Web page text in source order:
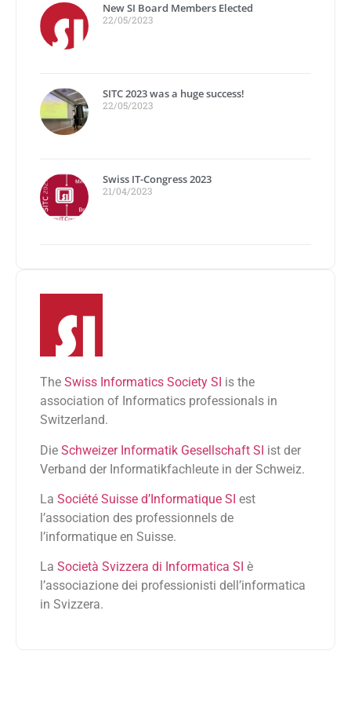
New SI Board Members Elected
22/05/2023
SITC 2023 was a huge success!
22/05/2023
Swiss IT-Congress 2023
21/04/2023
The Swiss Informatics Society SI is the
association of Informatics professionals in
Switzerland.
Die Schweizer Informatik Gesellschaft SI ist der
Verband der Informatikfachleute in der Schweiz.
La Société Suisse d’Informatique SI est
l’association des professionnels de
l’informatique en Suisse.
La Società Svizzera di Informatica SI è
l’associazione dei professionisti dell’informatica
in Svizzera.